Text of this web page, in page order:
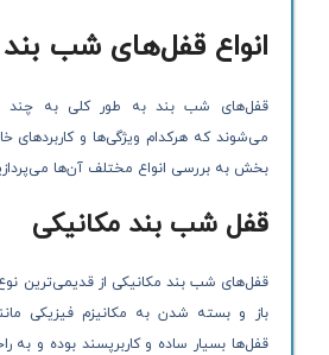
انواع قفل‌های شب بند
قفل‌های شب بند به طور کلی به
می‌شوند که هرکدام ویژگی‌ها و کاربردهای
بخش به بررسی انواع مختلف آن‌ها
قفل شب بند مکانیکی
قفل‌های شب بند مکانیکی از قدیمی‌ترین
باز و بسته شدن به مکانیزم فیزیکی
قفل‌ها بسیار ساده و کاربرپسند بوده و به